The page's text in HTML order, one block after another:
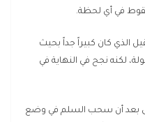
في أي لحظة.
الذي كان كبيراً جداً بحيث
لكنه نجح في النهاية في
حتى بعد أن سحب السلم في وضع